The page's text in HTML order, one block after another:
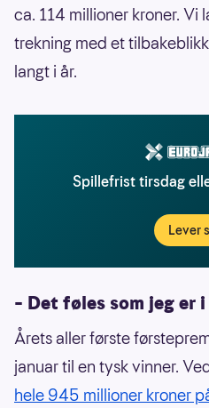
ca. 114 millioner kroner. Vi
trekning med et
langt i år.
Spillefrist tirsdag
Lever
– Det føles som jeg er
Årets aller første
januar til en tysk vinner.
hele 945 millioner kroner